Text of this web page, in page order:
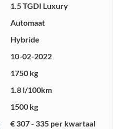
1.5 TGDI Luxury
Automaat
Hybride
10-02-2022
1750 kg
1.8 l/100km
1500 kg
€ 307 - 335 per kwartaal